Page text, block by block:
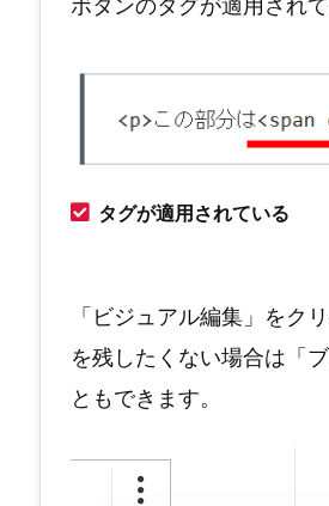
ボタンのタグが適用されて
タグが適用されている
「ビジュアル編集」をク
を残したくない場合は「
ともできます。